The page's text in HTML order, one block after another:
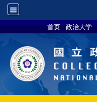
首页 政治大学